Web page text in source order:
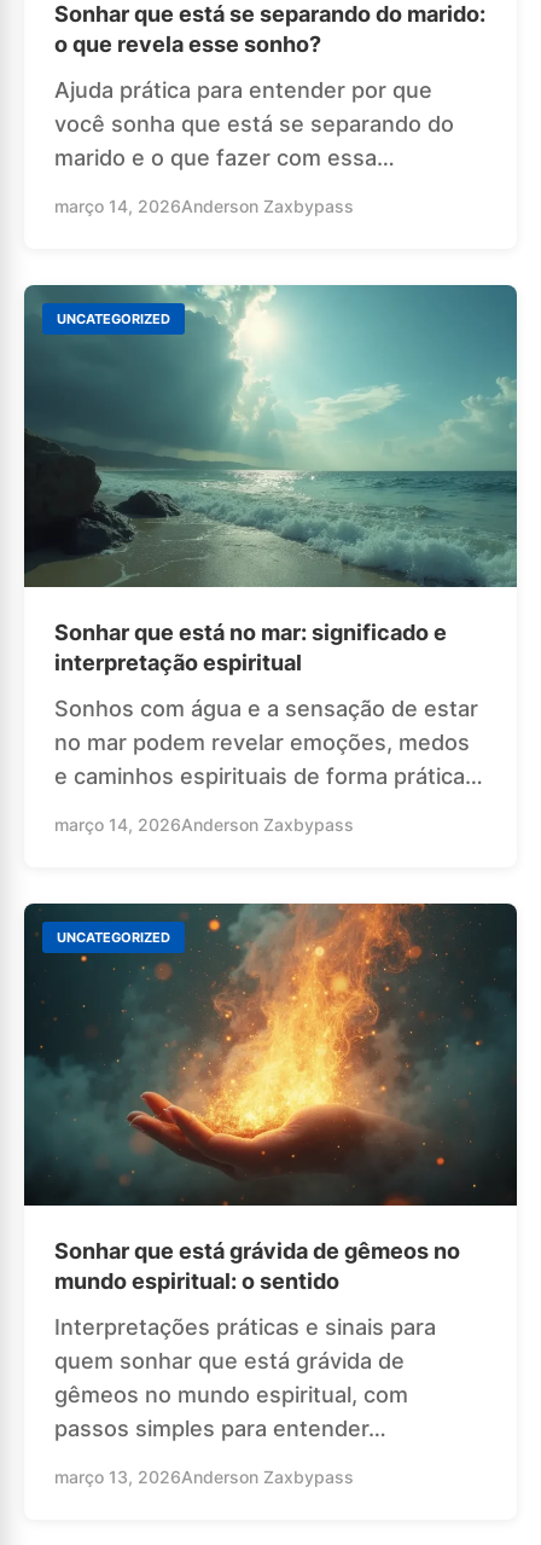
Sonhar que está se separando do marido:
o que revela esse sonho?
Ajuda prática para entender por que
você sonha que está se separando do
marido e o que fazer com essa…
março 14, 2026Anderson Zaxbypass
UNCATEGORIZED
Sonhar que está no mar: significado e
interpretação espiritual
Sonhos com água e a sensação de estar
no mar podem revelar emoções, medos
e caminhos espirituais de forma prática…
março 14, 2026Anderson Zaxbypass
UNCATEGORIZED
Sonhar que está grávida de gêmeos no
mundo espiritual: o sentido
Interpretações práticas e sinais para
quem sonhar que está grávida de
gêmeos no mundo espiritual, com
passos simples para entender…
março 13, 2026Anderson Zaxbypass